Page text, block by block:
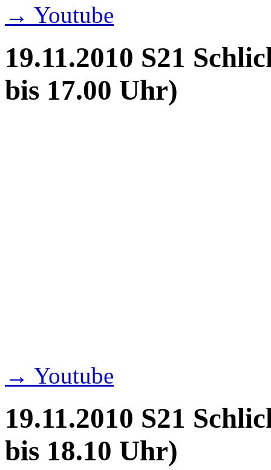
→ Youtube
19.11.2010 S21
bis 17.00 Uhr)
→ Youtube
19.11.2010 S21
bis 18.10 Uhr)